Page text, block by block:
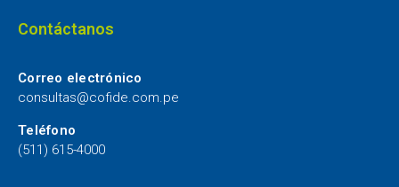
Contáctanos
Correo electrónico
consultas@cofide.com.pe
Teléfono
(511) 615-4000